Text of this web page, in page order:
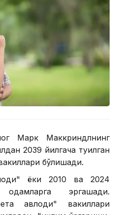
Марк Маккриндлнинг
2039 йилгача туғилган
бўлишади.
ёки 2010 ва 2024
одамларга эргашади.
авлоди" вакиллари